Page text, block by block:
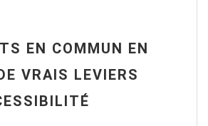
EN COMMUN EN
VRAIS LEVIERS